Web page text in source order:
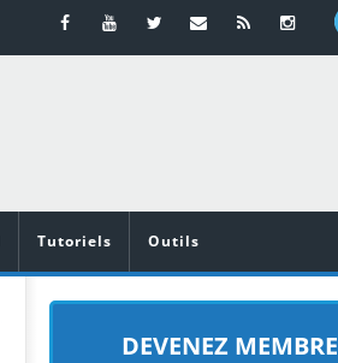
Tutoriels Outils
DEVENEZ MEMBRE